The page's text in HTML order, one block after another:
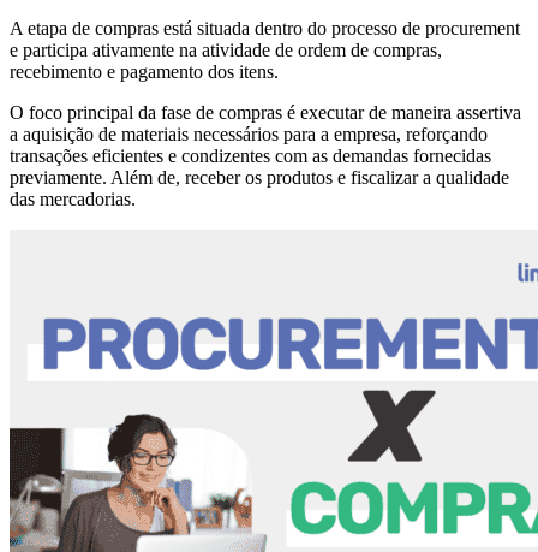
A etapa de compras está situada dentro do processo de procurement
e participa ativamente na atividade de ordem de compras,
recebimento e pagamento dos itens.
O foco principal da fase de compras é executar de maneira assertiva
a aquisição de materiais necessários para a empresa, reforçando
transações eficientes e condizentes com as demandas fornecidas
previamente. Além de, receber os produtos e fiscalizar a qualidade
das mercadorias.